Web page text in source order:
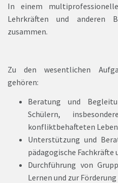
In einem
Lehrkräften und anderen
zusammen.
Zu den wesentlichen
gehören:
Beratung und
Schülern,
konfliktbehafteten
Unterstützung und
pädagogische Fachkräfte
Durchführung von
Lernen und zur